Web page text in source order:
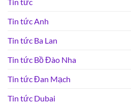
Tin tức
Tin tức Anh
Tin tức Ba Lan
Tin tức Bồ Đào Nha
Tin tức Đan Mạch
Tin tức Dubai